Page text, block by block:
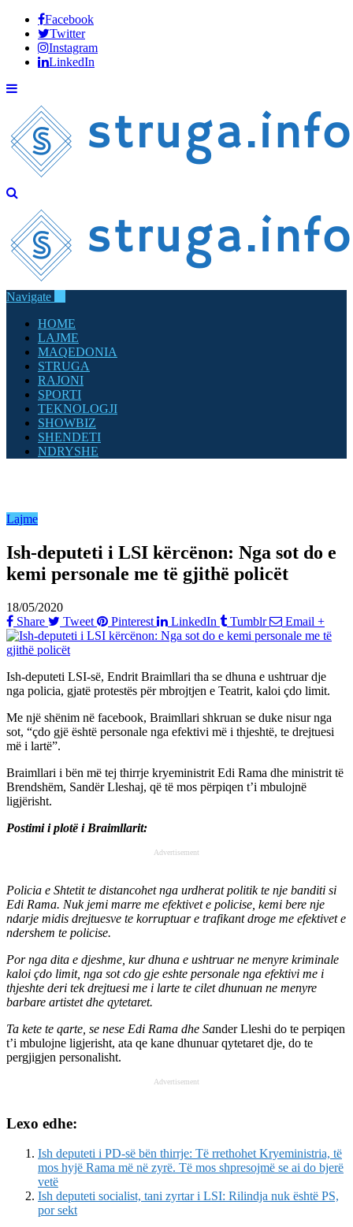
Facebook
Twitter
Instagram
LinkedIn
Navigate
HOME
LAJME
MAQEDONIA
STRUGA
RAJONI
SPORTI
TEKNOLOGJI
SHOWBIZ
SHENDETI
NDRYSHE
Lajme
Ish-deputeti i LSI kërcënon: Nga sot do e
kemi personale me të gjithë policët
18/05/2020
Share
Tweet Pinterest LinkedIn Tumblr Email +
Ish-deputeti LSI-së, Endrit Braimllari tha se dhuna e ushtruar dje
nga policia, gjatë protestës për mbrojtjen e Teatrit, kaloi çdo limit.
Me një shënim në facebook, Braimllari shkruan se duke nisur nga
sot, “çdo gjë është personale nga efektivi më i thjeshtë, te drejtuesi
më i lartë”.
Braimllari i bën më tej thirrje kryeministrit Edi Rama dhe ministrit të
Brendshëm, Sandër Lleshaj, që të mos përpiqen t’i mbulojnë
ligjërisht.
Postimi i plotë i Braimllarit:
Advertisement
Policia e Shtetit te distancohet nga urdherat politik te nje banditi si
Edi Rama. Nuk jemi marre me efektivet e policise, kemi bere nje
ndarje midis drejtuesve te korruptuar e trafikant droge me efektivet e
ndershem te policise.
Por nga dita e djeshme, kur dhuna e ushtruar ne menyre kriminale
kaloi çdo limit, nga sot cdo gje eshte personale nga efektivi me i
thjeshte deri tek drejtuesi me i larte te cilet dhunuan ne menyre
barbare artistet dhe qytetaret.
Ta kete te qarte, se nese Edi Rama dhe Sander Lleshi do te perpiqen
t’i mbulojne ligjerisht, ata qe kane dhunuar qytetaret dje, do te
pergjigjen personalisht.
Advertisement
Lexo edhe:
Ish deputeti i PD-së bën thirrje: Të rrethohet Kryeministria, të
mos hyjë Rama më në zyrë. Të mos shpresojmë se ai do bjerë
vetë
Ish deputeti socialist, tani zyrtar i LSI: Rilindja nuk është PS,
por sekt